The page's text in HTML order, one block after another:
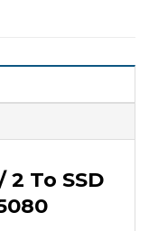
2 To SSD